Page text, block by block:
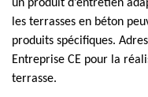
un produit d’entretien
les terrasses en béton
produits spécifiques.
Entreprise CE pour la
terrasse.